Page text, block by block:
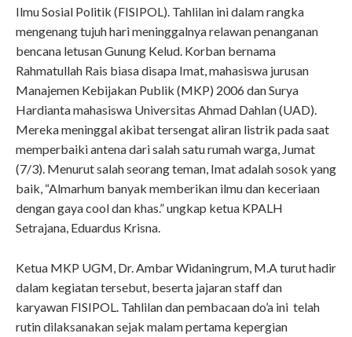
Ilmu Sosial Politik (FISIPOL). Tahlilan ini dalam rangka
mengenang tujuh hari meninggalnya relawan penanganan
bencana letusan Gunung Kelud. Korban bernama
Rahmatullah Rais biasa disapa Imat, mahasiswa jurusan
Manajemen Kebijakan Publik (MKP) 2006 dan Surya
Hardianta mahasiswa Universitas Ahmad Dahlan (UAD).
Mereka meninggal akibat tersengat aliran listrik pada saat
memperbaiki antena dari salah satu rumah warga, Jumat
(7/3). Menurut salah seorang teman, Imat adalah sosok yang
baik, “Almarhum banyak memberikan ilmu dan keceriaan
dengan gaya cool dan khas.” ungkap ketua KPALH
Setrajana, Eduardus Krisna.
Ketua MKP UGM, Dr. Ambar Widaningrum, M.A turut hadir
dalam kegiatan tersebut, beserta jajaran staff dan
karyawan FISIPOL. Tahlilan dan pembacaan do’a ini telah
rutin dilaksanakan sejak malam pertama kepergian